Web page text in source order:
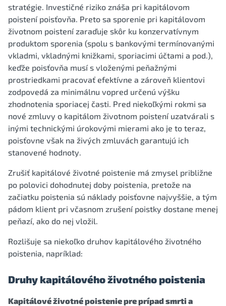
stratégie. Investičné riziko znáša pri kapitálovom
poistení poisťovňa. Preto sa sporenie pri kapitálovom
životnom poistení zaraďuje skôr ku konzervatívnym
produktom sporenia (spolu s bankovými termínovanými
vkladmi, vkladnými knižkami, sporiacimi účtami a pod.),
keďže poisťovňa musí s vloženými peňažnými
prostriedkami pracovať efektívne a zároveň klientovi
zodpovedá za minimálnu vopred určenú výšku
zhodnotenia sporiacej časti. Pred niekoľkými rokmi sa
nové zmluvy o kapitálom životnom poistení uzatvárali s
inými technickými úrokovými mierami ako je to teraz,
poisťovne však na živých zmluvách garantujú ich
stanovené hodnoty.
Zrušiť kapitálové životné poistenie má zmysel približne
po polovici dohodnutej doby poistenia, pretože na
začiatku poistenia sú náklady poisťovne najvyššie, a tým
pádom klient pri včasnom zrušení poistky dostane menej
peňazí, ako do nej vložil.
Rozlišuje sa niekoľko druhov kapitálového životného
poistenia, napríklad:
Druhy kapitálového životného poistenia
Kapitálové životné poistenie pre prípad smrti a